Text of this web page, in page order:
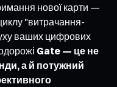
нової карти —
"витрачання-
ваших цифрових
Gate — це не
а й потужний